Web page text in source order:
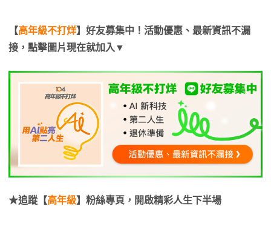
【高年級不打烊】好友募集中！活動優惠、最新資訊不漏
接，點擊圖片現在就加入▼
★追蹤【高年級】粉絲專頁，開啟精彩人生下半場